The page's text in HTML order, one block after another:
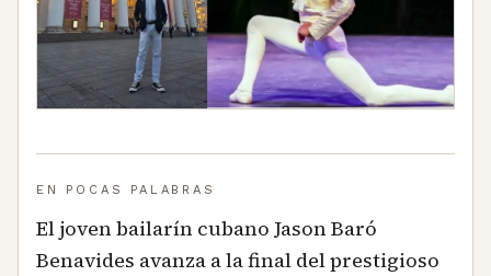
EN POCAS PALABRAS
El joven bailarín cubano Jason Baró
Benavides avanza a la final del prestigioso